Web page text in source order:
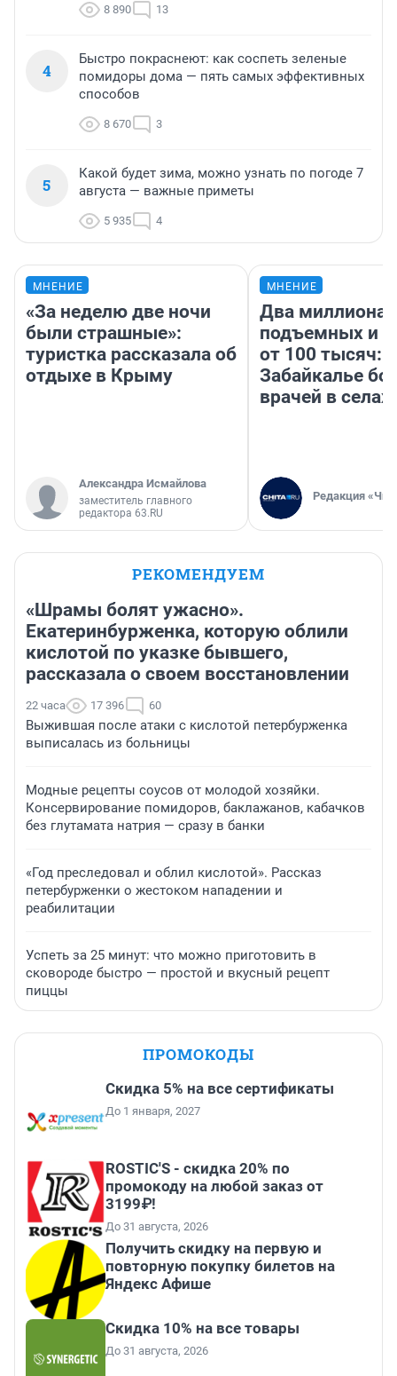
8 890 13
4
Быстро покраснеют: как соспеть зеленые
помидоры дома — пять самых эффективных
способов
8 670 3
5
Какой будет зима, можно узнать по погоде 7
августа — важные приметы
5 935 4
МНЕНИЕ
«За неделю две ночи
были страшные»:
туристка рассказала об
отдыхе в Крыму
Александра Исмайлова
заместитель главного
редактора 63.RU
МНЕНИЕ
Два миллиона
подъемных и
от 100 тысяч:
Забайкалье
врачей в селах
Редакция
РЕКОМЕНДУЕМ
«Шрамы болят ужасно».
Екатеринбурженка, которую облили
кислотой по указке бывшего,
рассказала о своем восстановлении
22 часа 17 396 60
Выжившая после атаки с кислотой петербурженка
выписалась из больницы
Модные рецепты соусов от молодой хозяйки.
Консервирование помидоров, баклажанов, кабачков
без глутамата натрия — сразу в банки
«Год преследовал и облил кислотой». Рассказ
петербурженки о жестоком нападении и
реабилитации
Успеть за 25 минут: что можно приготовить в
сковороде быстро — простой и вкусный рецепт
пиццы
ПРОМОКОДЫ
Скидка 5% на все сертификаты
До 1 января, 2027
ROSTIC'S - скидка 20% по
промокоду на любой заказ от
3199₽!
До 31 августа, 2026
Получить скидку на первую и
повторную покупку билетов на
Яндекс Афише
Скидка 10% на все товары
До 31 августа, 2026